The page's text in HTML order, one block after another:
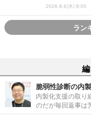
2026.8.6(木) 8:00
ラン
脆弱性診断の内
内製化支援の取り
のだが毎回返事は